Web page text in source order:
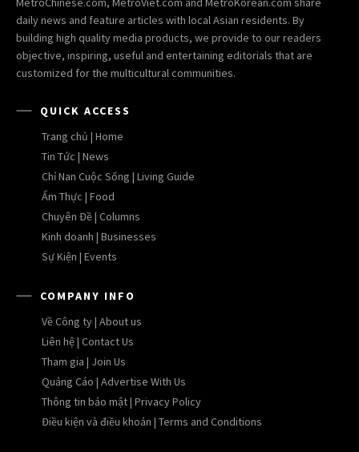
daily news and feature articles with local Asian residents. By
building high quality media products, we provide to our readers
objective, inspiring, useful and entertaining editorials that are
customized for the multicultural communities.
QUICK ACCESS
Trang chủ | Home
Tin Tức | News
Chỉ Nan Cuộc Sống | Living Guide
Ẩm Thực | Food
Chuyên Đề | Columns
Kinh doanh | Businesses
Sự Kiện | Events
COMPANY INFO
Về Công ty | About us
Liên hệ | Contact Us
Tham gia | Join Us
Quảng Cáo | Advertise With Us
Thông tin bảo mật | Privacy Policy
Điều kiện và điều khoản | Terms and Conditions